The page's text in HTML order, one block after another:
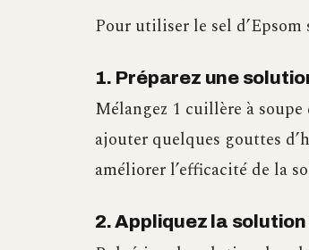
Pour utiliser le sel
1. Préparez une
Mélangez 1 cuillère à soupe
ajouter quelques gouttes
améliorer l’efficacité de la
2. Appliquez la